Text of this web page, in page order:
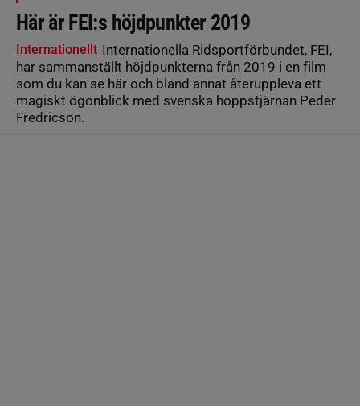
Här är FEI:s höjdpunkter 2019
Internationellt Internationella Ridsportförbundet, FEI,
har sammanställt höjdpunkterna från 2019 i en film
som du kan se här och bland annat återuppleva ett
magiskt ögonblick med svenska hoppstjärnan Peder
Fredricson.